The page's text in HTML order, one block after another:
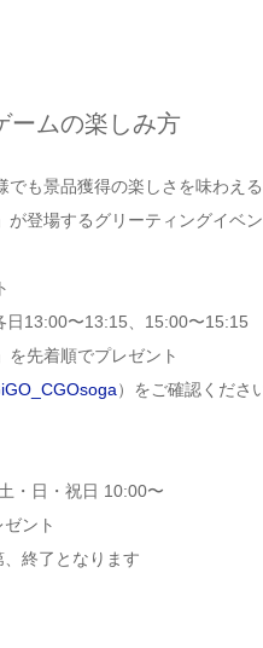
ームの楽しみ方
でも景品獲得の楽しさを味わえ
登場するグリーティングイベ
日13:00〜13:15、15:00〜15:15
を先着順でプレゼント
）をご確認くださ
・日・祝日 10:00〜
ント
終了となります